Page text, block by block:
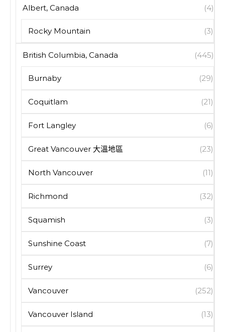
Albert, Canada (4)
Rocky Mountain (3)
British Columbia, Canada (445)
Burnaby (29)
Coquitlam (21)
Fort Langley (6)
Great Vancouver 大溫地區 (23)
North Vancouver (11)
Richmond (32)
Squamish (3)
Sunshine Coast (7)
Surrey (6)
Vancouver (252)
Vancouver Island (13)